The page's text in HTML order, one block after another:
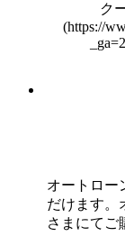
ク
(https://
オートロー
だけます。
さまにてご